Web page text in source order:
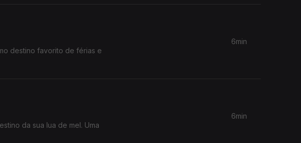
destino favorito de férias e
6min
da sua lua de mel. Uma
6min